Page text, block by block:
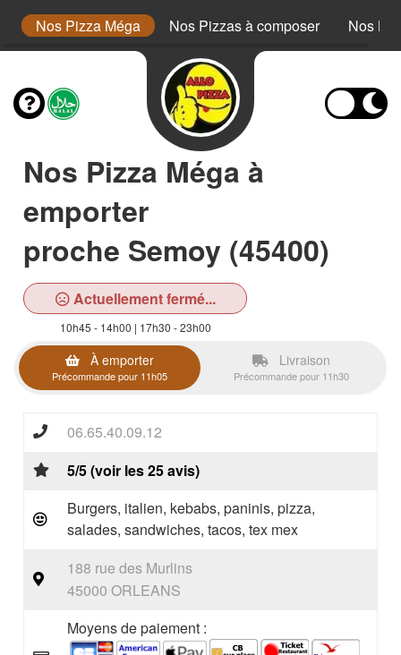
Nos Pizza Méga Nos Pizzas à composer Nos
Nos Pizza Méga à
emporter
proche Semoy (45400)
Actuellement fermé...
10h45 - 14h00 | 17h30 - 23h00
À emporter
Précommande pour 11h05
Livraison
Précommande pour 11h30
06.65.40.09.12
5/5 (voir les 25 avis)
Burgers, italien, kebabs, paninis, pizza,
salades, sandwiches, tacos, tex mex
188 rue des Murlins
45000 ORLEANS
Moyens de paiement :